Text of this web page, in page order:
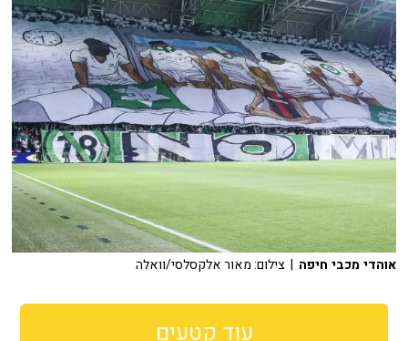
אוהדי מכבי חיפה | צילום: מאור אלקסלסי/וואלה
עוד קטעים